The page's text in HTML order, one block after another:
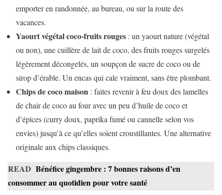
emporter en randonnée, au bureau, ou sur la route des
vacances.
Yaourt végétal coco-fruits rouges : un yaourt nature (végétal
ou non), une cuillère de lait de coco, des fruits rouges surgelés
légèrement décongelés, un soupçon de sucre de coco ou de
sirop d’érable. Un encas qui cale vraiment, sans être plombant.
Chips de coco maison : faites revenir à feu doux des lamelles
de chair de coco au four avec un peu d’huile de coco et
d’épices (curry doux, paprika fumé ou cannelle selon vos
envies) jusqu’à ce qu’elles soient croustillantes. Une alternative
originale aux chips classiques.
READ Bénéfice gingembre : 7 bonnes raisons d’en
consommer au quotidien pour votre santé